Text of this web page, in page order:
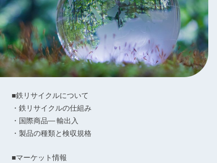
■鉄リサイクルについて
・鉄リサイクルの仕組み
・国際商品― 輸出入
・製品の種類と検収規格
■マーケット情報